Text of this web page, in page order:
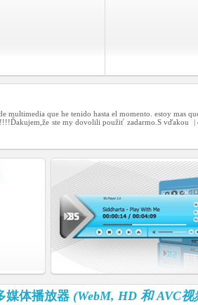
multimedia que he tenido hasta el momento. estoy mas
ste my dovolili použiť zadarmo.S vďakou |
媒体播放器 (WebM, HD 和 AVC